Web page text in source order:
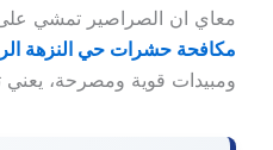
معاي ان الصراصير تمشي
مكافحة حشرات حي النزهة
ومبيدات قوية ومصرحة،